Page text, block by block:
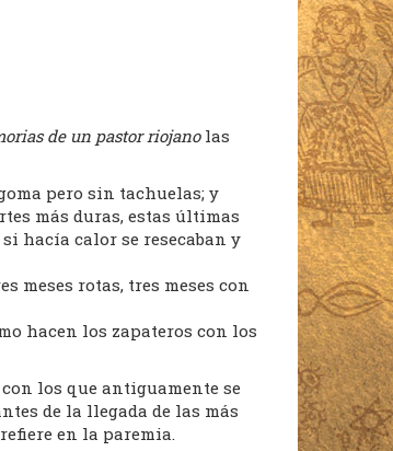
de un pastor riojanolas
pero sin tachuelas; y
más duras, estas últimas
hacía calor se resecaban y
meses rotas, tres meses con
hacen los zapateros con los
los que antiguamente se
de la llegada de las más
en la paremia.